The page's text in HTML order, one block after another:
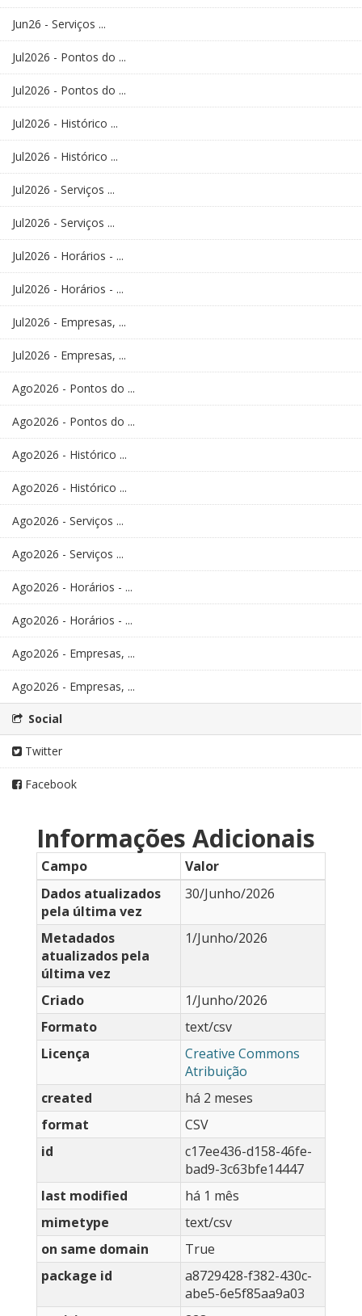
Jun26 - Serviços ...
Jul2026 - Pontos do ...
Jul2026 - Pontos do ...
Jul2026 - Histórico ...
Jul2026 - Histórico ...
Jul2026 - Serviços ...
Jul2026 - Serviços ...
Jul2026 - Horários - ...
Jul2026 - Horários - ...
Jul2026 - Empresas, ...
Jul2026 - Empresas, ...
Ago2026 - Pontos do ...
Ago2026 - Pontos do ...
Ago2026 - Histórico ...
Ago2026 - Histórico ...
Ago2026 - Serviços ...
Ago2026 - Serviços ...
Ago2026 - Horários - ...
Ago2026 - Horários - ...
Ago2026 - Empresas, ...
Ago2026 - Empresas, ...
Social
Twitter
Facebook
Informações Adicionais
Campo
Valor
Dados atualizados
pela última vez
30/Junho/2026
Metadados
atualizados pela
última vez
1/Junho/2026
Criado
1/Junho/2026
Formato
text/csv
Licença
Creative Commons
Atribuição
created
há 2 meses
format
CSV
id
c17ee436-d158-46fe-
bad9-3c63bfe14447
last modified
há 1 mês
mimetype
text/csv
on same domain
True
package id
a8729428-f382-430c-
abe5-6e5f85aa9a03